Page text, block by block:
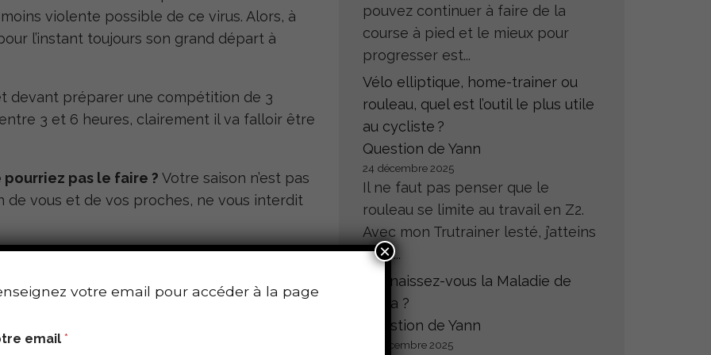
violente possible de ce virus. Alors, à
l’instant toujours son grand départ à
devant préparer une compétition de 3
3 et 6 heures, clairement il va falloir être
pourriez pas le faire ? Votre saison n’est pas
vous et de vos proches, ne vous interdit
?
pouvez continuer à faire de la
course à pied et le mieux pour
progresser est...
Vélo elliptique, home-trainer ou
rouleau, quel est l’outil le plus utile
au cycliste ?
Question de Yann
24 décembre 2025
Il ne faut pas penser que le
rouleau se limite au travail en Z2.
Avec mon Trutrainer lesté, j’atteins
sans...
Connaissez-vous la Maladie de
Hoffa ?
Question de Yann
23 décembre 2025
votre email pour accéder à la page
email*
×